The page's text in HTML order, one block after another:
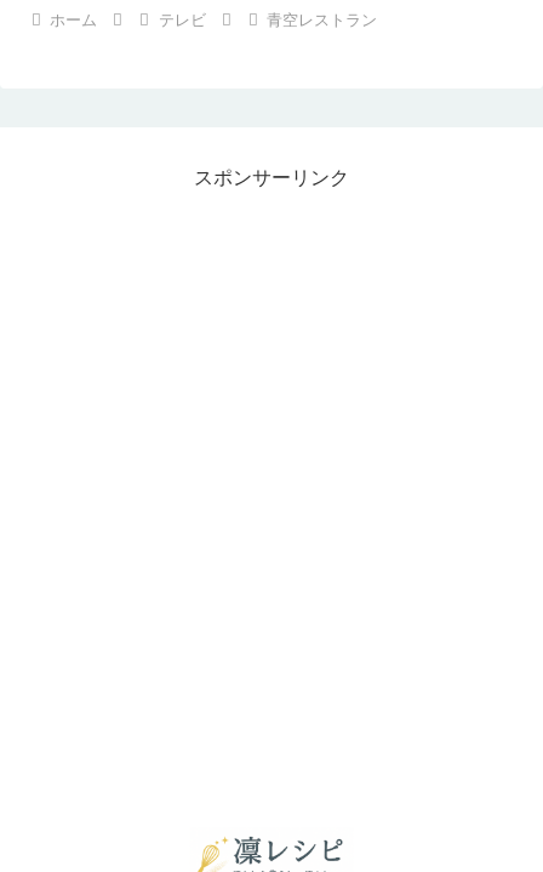
ホーム テレビ 青空レストラン
スポンサーリンク